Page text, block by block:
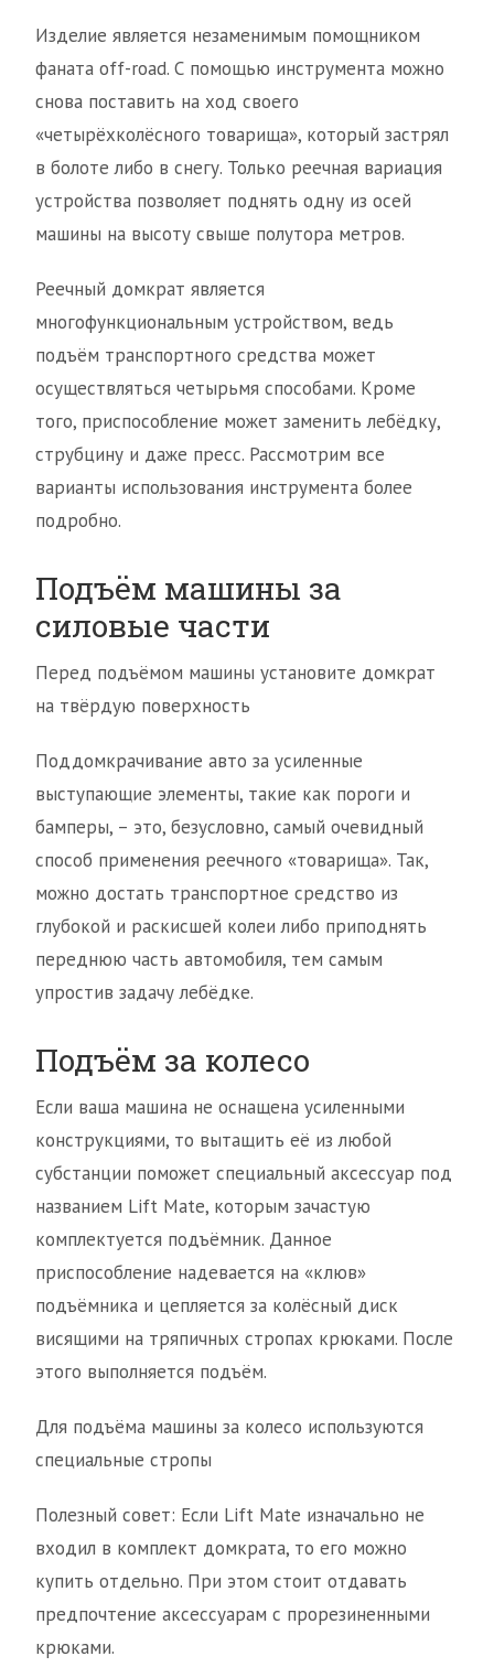
Изделие является незаменимым помощником
фаната off-road. С помощью инструмента можно
снова поставить на ход своего
«четырёхколёсного товарища», который застрял
в болоте либо в снегу. Только реечная вариация
устройства позволяет поднять одну из осей
машины на высоту свыше полутора метров.
Реечный домкрат является
многофункциональным устройством, ведь
подъём транспортного средства может
осуществляться четырьмя способами. Кроме
того, приспособление может заменить лебёдку,
струбцину и даже пресс. Рассмотрим все
варианты использования инструмента более
подробно.
Подъём машины за
силовые части
Перед подъёмом машины установите домкрат
на твёрдую поверхность
Поддомкрачивание авто за усиленные
выступающие элементы, такие как пороги и
бамперы, – это, безусловно, самый очевидный
способ применения реечного «товарища». Так,
можно достать транспортное средство из
глубокой и раскисшей колеи либо приподнять
переднюю часть автомобиля, тем самым
упростив задачу лебёдке.
Подъём за колесо
Если ваша машина не оснащена усиленными
конструкциями, то вытащить её из любой
субстанции поможет специальный аксессуар под
названием Lift Mate, которым зачастую
комплектуется подъёмник. Данное
приспособление надевается на «клюв»
подъёмника и цепляется за колёсный диск
висящими на тряпичных стропах крюками. После
этого выполняется подъём.
Для подъёма машины за колесо используются
специальные стропы
Полезный совет: Если Lift Mate изначально не
входил в комплект домкрата, то его можно
купить отдельно. При этом стоит отдавать
предпочтение аксессуарам с прорезиненными
крюками.